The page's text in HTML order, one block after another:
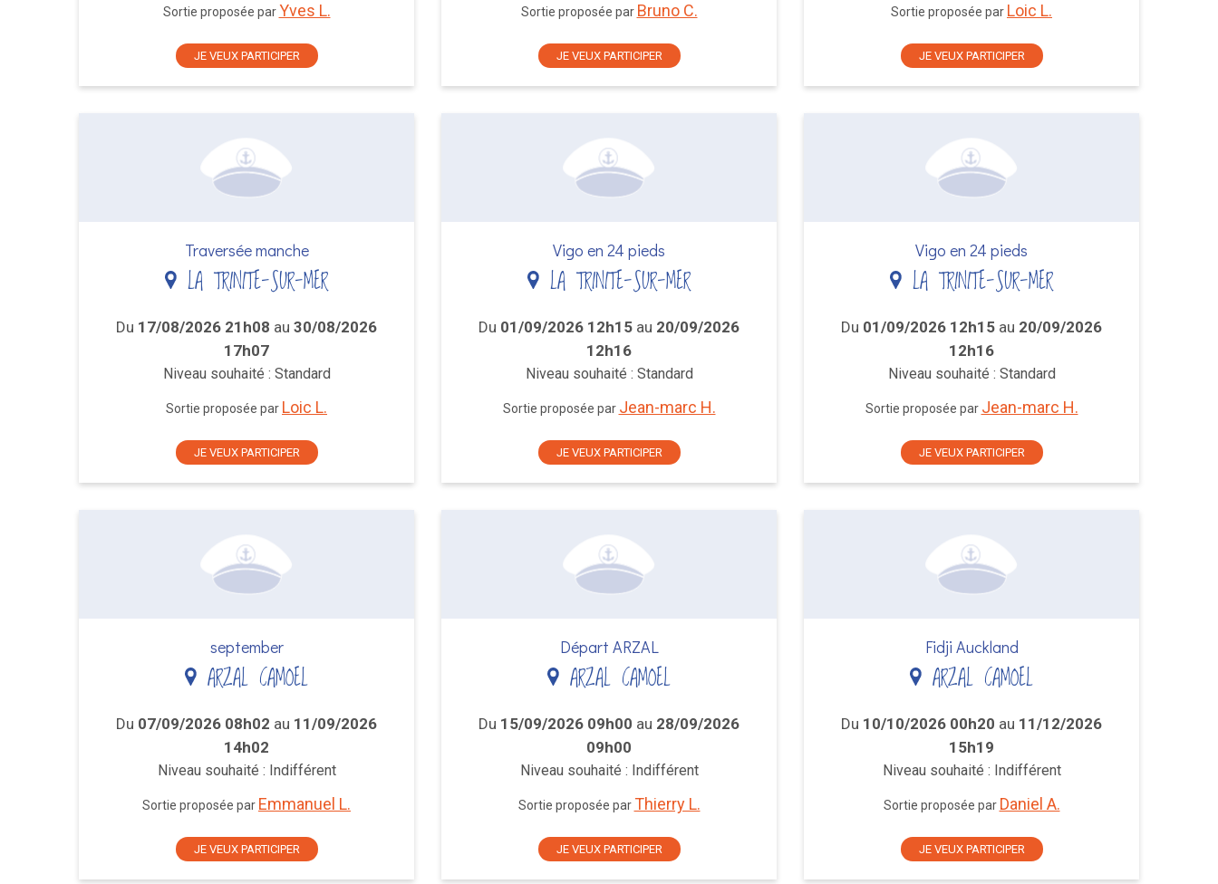
Sortie proposée parYves L.
JE VEUX PARTICIPER
Sortie proposée par Bruno C.
JE VEUX PARTICIPER
Sortie proposée par Loic L.
JE VEUX PARTICIPER
Traversée manche
LA TRINITE-SUR-MER
Du 17/08/2026 21h08 au 30/08/2026
17h07
Niveau souhaité : Standard
Sortie proposée par Loic L.
JE VEUX PARTICIPER
Vigo en 24 pieds
LA TRINITE-SUR-MER
Du 01/09/2026 12h15 au 20/09/2026
12h16
Niveau souhaité : Standard
Sortie proposée par Jean-marc H.
JE VEUX PARTICIPER
Vigo en 24 pieds
LA TRINITE-SUR-MER
Du 01/09/2026 12h15 au 20/09/2026
12h16
Niveau souhaité : Standard
Sortie proposée par Jean-marc H.
JE VEUX PARTICIPER
september
ARZAL CAMOEL
Du 07/09/2026 08h02 au 11/09/2026
14h02
Niveau souhaité : Indifférent
Sortie proposée par Emmanuel L.
JE VEUX PARTICIPER
Départ ARZAL
ARZAL CAMOEL
Du 15/09/2026 09h00 au 28/09/2026
09h00
Niveau souhaité : Indifférent
Sortie proposée parThierry L.
JE VEUX PARTICIPER
Fidji Auckland
ARZAL CAMOEL
Du 10/10/2026 00h20 au 11/12/2026
15h19
Niveau souhaité : Indifférent
Sortie proposée par Daniel A.
JE VEUX PARTICIPER